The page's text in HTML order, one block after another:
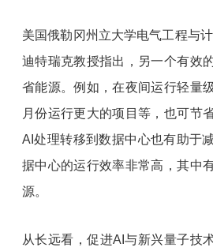
美国俄勒冈州立大学电气工程与
迪特瑞克教授指出，另一个有效
省能源。例如，在夜间运行轻量
月份运行更大的项目等，也可节
AI处理转移到数据中心也有助于
据中心的运行效率非常高，其中
源。
从长远看，促进AI与新兴量子技